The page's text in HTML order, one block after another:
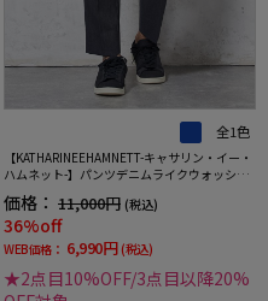
全1色
【KATHARINEEHAMNETT-キャサリン・イー・
ハムネット-】パンツデニムライクウォッシャ
価格： 11,000円 (税込)
36%off
WEB価格： 6,990円 (税込)
★2点目10%OFF/3点目以降20%